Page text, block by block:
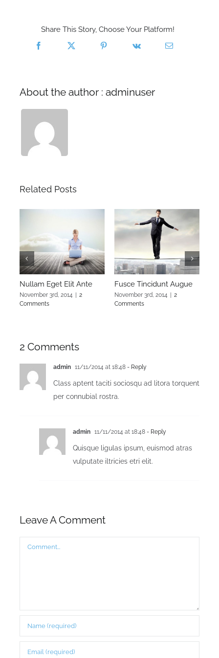
Share This Story, Choose Your Platform!
About the author : adminuser
Related Posts
Nullam Eget Elit Ante
November 3rd, 2014
2
Comments
Fusce Tincidunt Augue
November 3rd, 2014
2
Comments
2 Comments
admin 11/11/2014 at 18:48- Reply
Class aptent taciti sociosqu ad litora torquent
per connubial rostra.
admin 11/11/2014 at 18:48- Reply
Quisque ligulas ipsum, euismod atras
vulputate iltricies etri elit.
Leave A Comment